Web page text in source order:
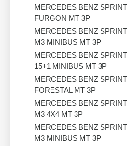
MERCEDES BENZ
FURGON MT 3P
MERCEDES BENZ
M3 MINIBUS MT 3P
MERCEDES BENZ
15+1 MINIBUS MT 3P
MERCEDES BENZ
FORESTAL MT 3P
MERCEDES BENZ
M3 4X4 MT 3P
MERCEDES BENZ
M3 MINIBUS MT 3P